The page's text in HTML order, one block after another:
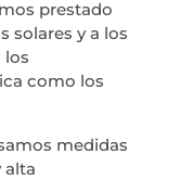
prestado
solares y a los
los
como los
medidas
alta